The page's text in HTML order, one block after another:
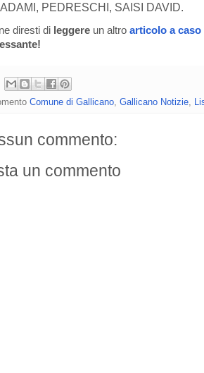
ADAMI, PEDRESCHI, SAISI DAVID.
diresti di leggere un altro articolo a caso
Comune di Gallicano Gallicano Notizie
commento:
un commento